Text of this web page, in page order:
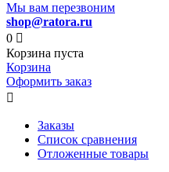
Мы вам перезвоним
shop@ratora.ru
0 
Корзина пуста
Корзина
Оформить заказ

Заказы
Список сравнения
Отложенные товары